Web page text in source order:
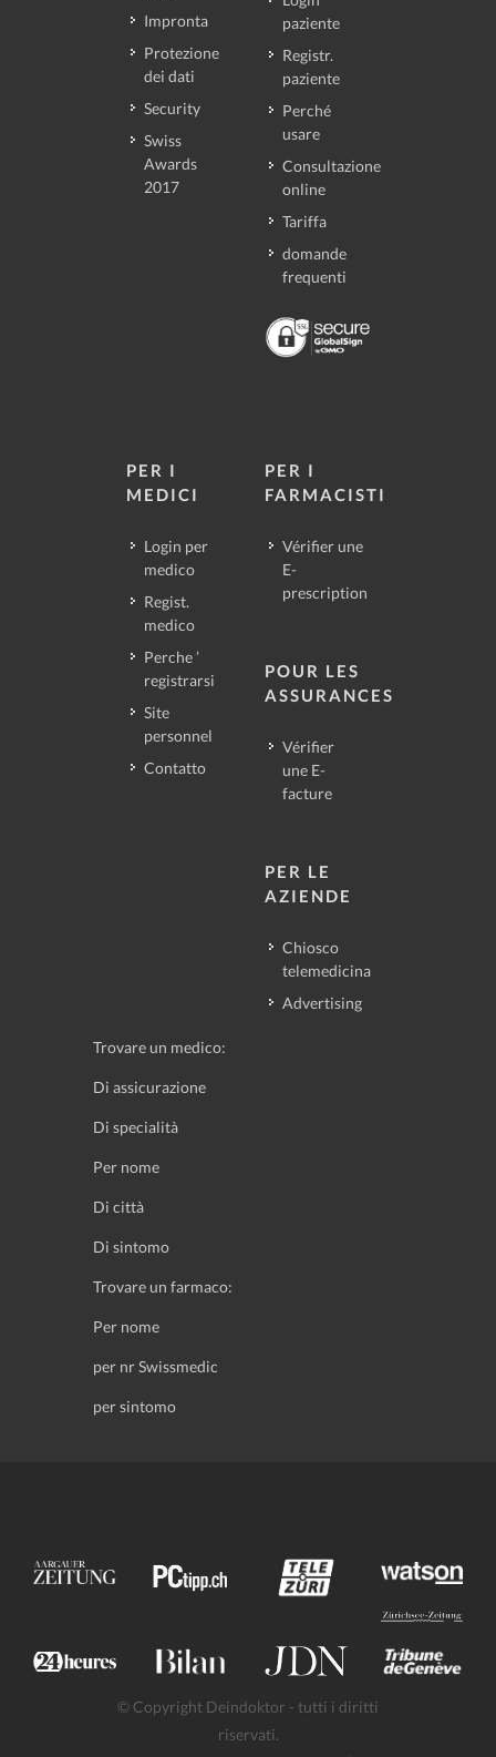
Impronta
Protezione
dei dati
Security
Swiss
Awards
2017
paziente
Registr.
paziente
Perché
usare
Consultazione
online
Tariffa
domande
frequenti
PER I
MEDICI
Login per
medico
Regist.
medico
Perche ’
registrarsi
Site
personnel
Contatto
PER I
FARMACISTI
Vérifier une
E-
prescription
POUR LES
ASSURANCES
Vérifier
une E-
facture
PER LE
AZIENDE
Chiosco
telemedicina
Advertising
Trovare un medico:
Di assicurazione
Di specialità
Per nome
Di città
Di sintomo
Trovare un farmaco:
Per nome
per nr Swissmedic
per sintomo
© Copyright Deindoktor - tutti i diritti
riservati.